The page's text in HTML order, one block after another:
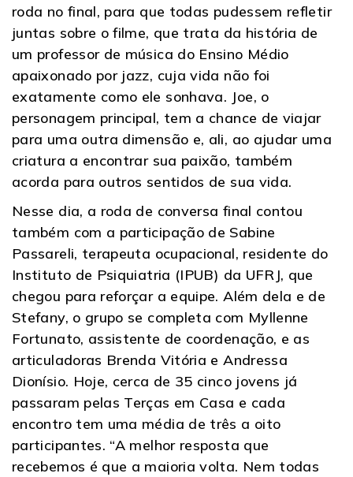
roda no final, para que todas pudessem refletir
juntas sobre o filme, que trata da história de
um professor de música do Ensino Médio
apaixonado por jazz, cuja vida não foi
exatamente como ele sonhava. Joe, o
personagem principal, tem a chance de viajar
para uma outra dimensão e, ali, ao ajudar uma
criatura a encontrar sua paixão, também
acorda para outros sentidos de sua vida.
Nesse dia, a roda de conversa final contou
também com a participação de Sabine
Passareli, terapeuta ocupacional, residente do
Instituto de Psiquiatria (IPUB) da UFRJ, que
chegou para reforçar a equipe. Além dela e de
Stefany, o grupo se completa com Myllenne
Fortunato, assistente de coordenação, e as
articuladoras Brenda Vitória e Andressa
Dionísio. Hoje, cerca de 35 cinco jovens já
passaram pelas Terças em Casa e cada
encontro tem uma média de três a oito
participantes. “A melhor resposta que
recebemos é que a maioria volta. Nem todas